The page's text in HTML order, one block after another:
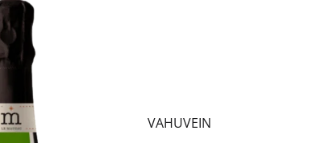
VALGE VEIN
ROOSA VEIN
PUNANE VEIN
ALKOHOLIVABA VEIN
KANGESTATUD VEIN
DESSERTVEIN
VAHUVEIN